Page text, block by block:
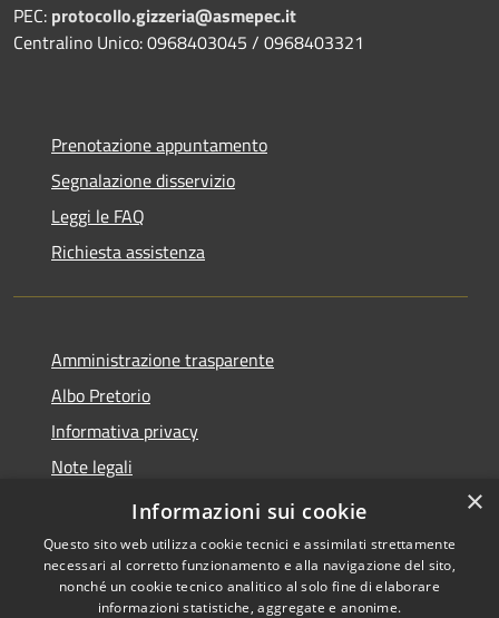
PEC: protocollo.gizzeria@asmepec.it
Centralino Unico: 0968403045 / 0968403321
Prenotazione appuntamento
Segnalazione disservizio
Leggi le FAQ
Richiesta assistenza
Amministrazione trasparente
Albo Pretorio
Informativa privacy
Note legali
Dichiarazione di accessibilità
×
Informazioni sui cookie
Questo sito web utilizza cookie tecnici e assimilati strettamente
necessari al corretto funzionamento e alla navigazione del sito,
nonché un cookie tecnico analitico al solo fine di elaborare
informazioni statistiche, aggregate e anonime.